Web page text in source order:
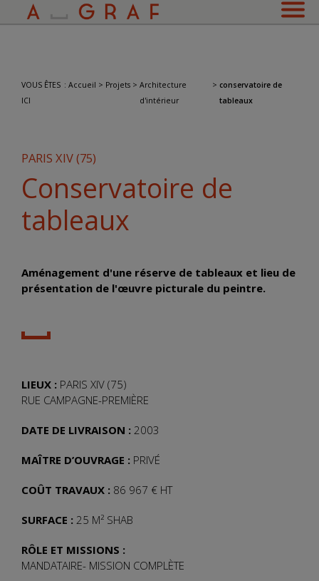
VOUS ÊTES
ICI
: Accueil > Projets> Architecture
d'intérieur
> conservatoire de
tableaux
PARIS XIV (75)
Conservatoire de
tableaux
Aménagement d'une réserve de tableaux et lieu de
présentation de l'œuvre picturale du peintre.
LIEUX : PARIS XIV (75)
RUE CAMPAGNE-PREMIÈRE
DATE DE LIVRAISON : 2003
MAÎTRE D’OUVRAGE : PRIVÉ
COÛT TRAVAUX : 86 967 € HT
SURFACE : 25 M² SHAB
RÔLE ET MISSIONS :
MANDATAIRE- MISSION COMPLÈTE